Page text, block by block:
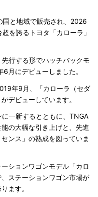
と地域で販売され、2026
を誇るトヨタ「カローラ」
行する形でハッチバックモ
月にデビューしました。
年9月、「カローラ（セダ
デビューしています。
一新するとともに、TNGA
の大幅な引き上げと、先進
ンス」の熟成を図っていま
ションワゴンモデル「カロ
ステーションワゴン市場が
ます。